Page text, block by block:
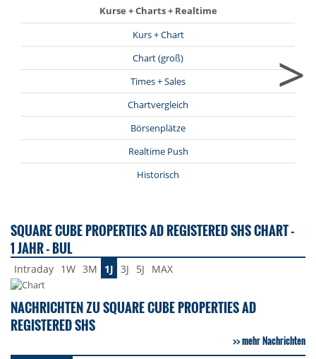
Kurse + Charts + Realtime
Kurs + Chart
Chart (groß)
Times + Sales
Chartvergleich
Börsenplätze
Realtime Push
Historisch
>
SQUARE CUBE PROPERTIES AD REGISTERED SHS CHART -
1 JAHR - BUL
Intraday 1W 3M 1J 3J 5J MAX
NACHRICHTEN ZU SQUARE CUBE PROPERTIES AD
REGISTERED SHS
mehr Nachrichten